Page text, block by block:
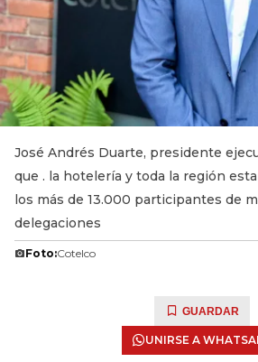
José Andrés Duarte, presidente
que . la hotelería y toda la región
los más de 13.000 participantes de
delegaciones
Foto:Cotelco
GUARDAR
UNIRSE A